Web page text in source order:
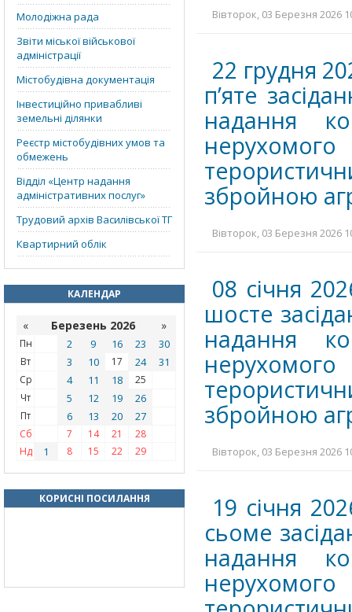
Молодіжна рада
Звіти міської військової
адміністрації
Містобудівна документація
Інвестиційно привабливі
земельні ділянки
Реєстр містобудівних умов та
обмежень
Відділ «‎Центр надання
адміністративних послуг»
Трудовий архів Василівської ТГ
Квартирний облік
КАЛЕНДАР
« Березень 2026 »
Пн 2 9 16 23 30
Вт 3 10 17 24 31
Ср 4 11 18
25
Чт
5 12 19 26
Пт 6 13 20 27
Сб 7 14 21
28
Нд
1 8 15 22 29
КОРИСНІ ПОСИЛАННЯ
Вівторок, 03 Березня 2026
22 грудня
п’яте
надання
збройною
Вівторок, 03 Березня 2026
08 січня
шосте
надання
збройною
Вівторок, 03 Березня 2026
19 січня
сьоме
надання